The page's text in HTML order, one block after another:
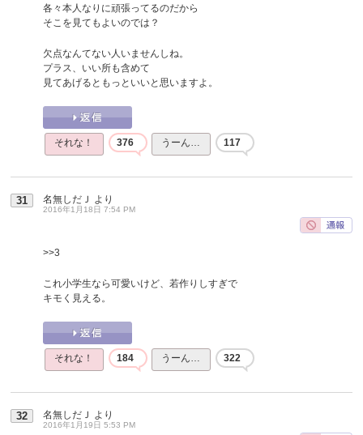
各々本人なりに頑張ってるのだから
そこを見てもよいのでは？
欠点なんてない人いませんしね。
プラス、いい所も含めて
見てあげるともっといいと思いますよ。
それな！ 376 うーん… 117
31 名無しだＪ より
2016年1月18日 7:54 PM
>>3
これ小学生なら可愛いけど、若作りしすぎで
キモく見える。
それな！ 184 うーん… 322
32 名無しだＪ より
2016年1月19日 5:53 PM